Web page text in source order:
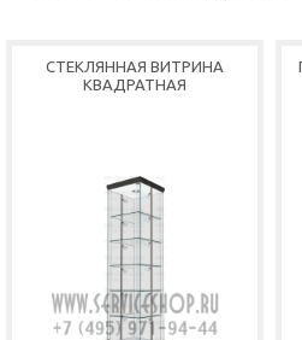
СТЕКЛЯННАЯ ВИТРИНА
КВАДРАТНАЯ